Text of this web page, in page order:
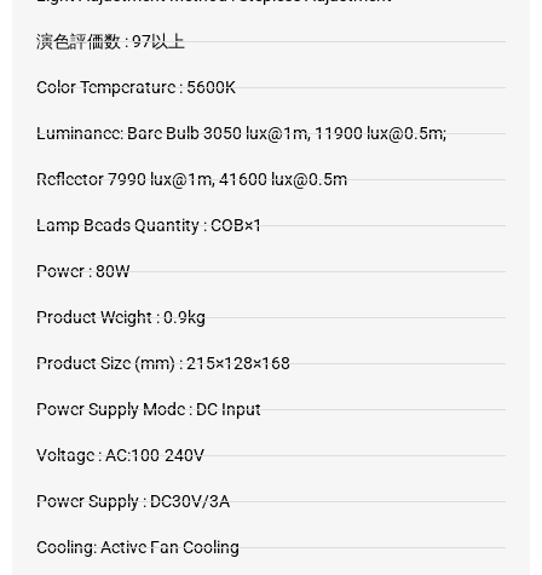
演色評価数 : 97以上
Color Temperature : 5600K
Luminance: Bare Bulb 3050 lux@1m, 11900 lux@0.5m;
Reflector 7990 lux@1m, 41600 lux@0.5m
Lamp Beads Quantity : COB×1
Power : 80W
Product Weight : 0.9kg
Product Size (mm) : 215×128×168
Power Supply Mode : DC Input
Voltage : AC:100-240V
Power Supply : DC30V/3A
Cooling: Active Fan Cooling